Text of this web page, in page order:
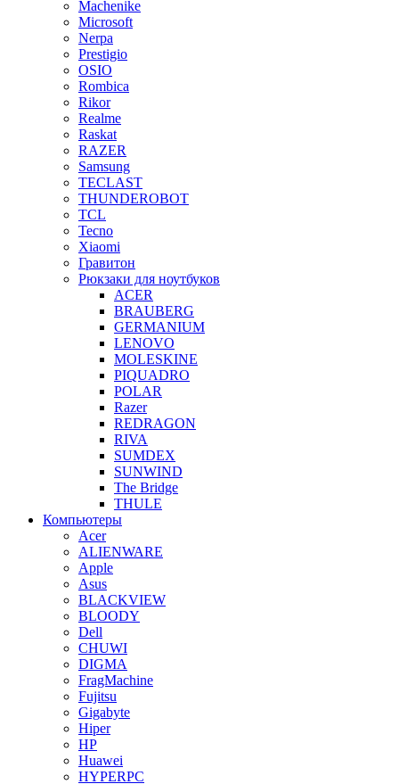
Machenike
Microsoft
Nerpa
Prestigio
OSIO
Rombica
Rikor
Realme
Raskat
RAZER
Samsung
TECLAST
THUNDEROBOT
TCL
Tecno
Xiaomi
Гравитон
Рюкзаки для ноутбуков
ACER
BRAUBERG
GERMANIUM
LENOVO
MOLESKINE
PIQUADRO
POLAR
Razer
REDRAGON
RIVA
SUMDEX
SUNWIND
The Bridge
THULE
Компьютеры
Acer
ALIENWARE
Apple
Asus
BLACKVIEW
BLOODY
Dell
CHUWI
DIGMA
FragMachine
Fujitsu
Gigabyte
Hiper
HP
Huawei
HYPERPC